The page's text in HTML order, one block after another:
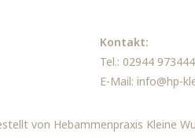
Kontakt:
Tel.: 02944 973444
E-Mail: info@hp-
von Hebammenpraxis Kleine